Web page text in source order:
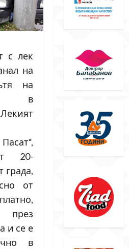
с лек
на
на
в
20-
града,
от
и се е
в